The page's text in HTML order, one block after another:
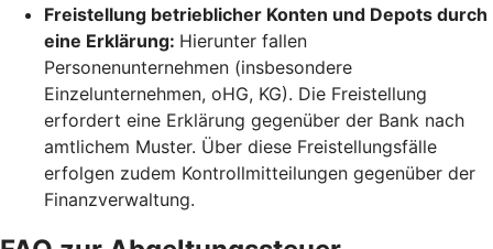
Freistellung betrieblicher Konten und Depots durch
eine Erklärung: Hierunter fallen
Personenunternehmen (insbesondere
Einzelunternehmen, oHG, KG). Die Freistellung
erfordert eine Erklärung gegenüber der Bank nach
amtlichem Muster. Über diese Freistellungsfälle
erfolgen zudem Kontrollmitteilungen gegenüber der
Finanzverwaltung.